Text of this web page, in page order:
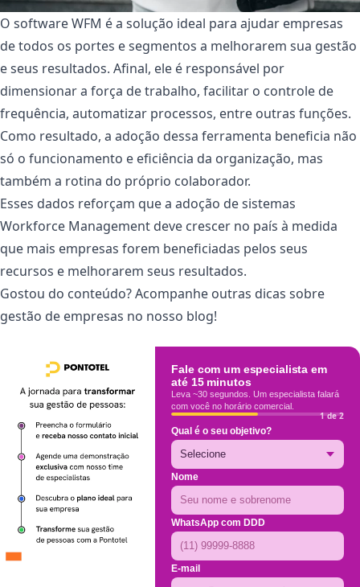
O software WFM é a solução ideal para ajudar empresas
de todos os portes e segmentos a melhorarem sua gestão
e seus resultados. Afinal, ele é responsável por
dimensionar a força de trabalho, facilitar o controle de
frequência, automatizar processos, entre outras funções.
Como resultado, a adoção dessa ferramenta beneficia não
só o funcionamento e eficiência da organização, mas
também a rotina do próprio colaborador.
Esses dados reforçam que a adoção de sistemas
Workforce Management deve crescer no país à medida
que mais empresas forem beneficiadas pelos seus
recursos e melhorarem seus resultados.
Gostou do conteúdo? Acompanhe outras dicas sobre
gestão de empresas no nosso blog!
Fale com um especialista em
até 15 minutos
Leva ~30 segundos. Um especialista falará
com você no horário comercial.
1 de 2
Qual é o seu objetivo?
Nome
WhatsApp com DDD
E-mail